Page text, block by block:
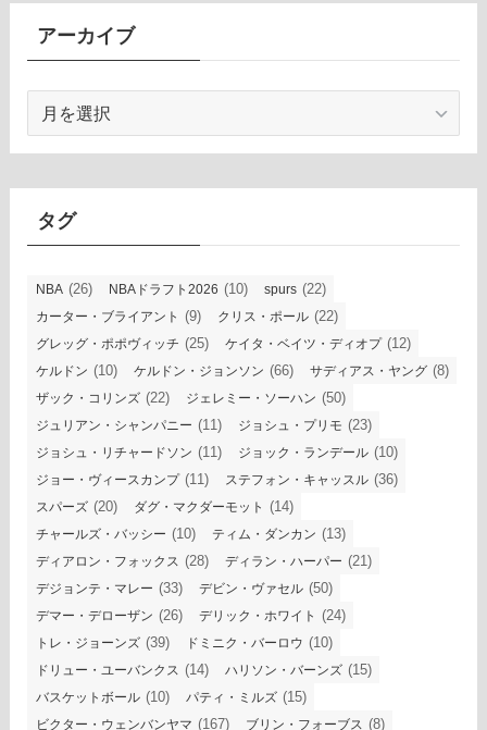
アーカイブ
カ
イ
タグ
NBA (26) NBAドラフト2026 (10) spurs (22)
カーター・ブライアント (9) クリス・ポール (22)
グレッグ・ポポヴィッチ (25) ケイタ・ベイツ・ディオプ(12)
ケルドン (10) ケルドン・ジョンソン (66) サディアス・ヤング (8)
ザック・コリンズ (22) ジェレミー・ソーハン (50)
ジュリアン・シャンパニー (11) ジョシュ・プリモ (23)
ジョシュ・リチャードソン (11) ジョック・ランデール (10)
ジョー・ヴィースカンプ(11) ステフォン・キャッスル (36)
スパーズ (20) ダグ・マクダーモット (14)
チャールズ・バッシー (10) ティム・ダンカン (13)
ディアロン・フォックス (28) ディラン・ハーパー (21)
デジョンテ・マレー (33) デビン・ヴァセル (50)
デマー・デローザン (26) デリック・ホワイト (24)
トレ・ジョーンズ (39) ドミニク・バーロウ (10)
ドリュー・ユーバンクス (14) ハリソン・バーンズ (15)
バスケットボール (10) パティ・ミルズ (15)
ビクター・ウェンバンヤマ (167) ブリン・フォーブス (8)